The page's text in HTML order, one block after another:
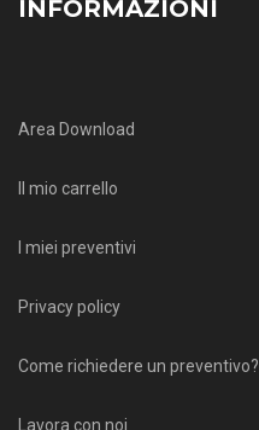
INFORMAZIONI
Area Download
Il mio carrello
I miei preventivi
Privacy policy
Come richiedere un preventivo?
Lavora con noi